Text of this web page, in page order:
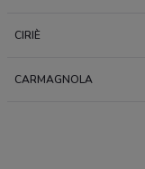
CIRIÈ
CARMAGNOLA